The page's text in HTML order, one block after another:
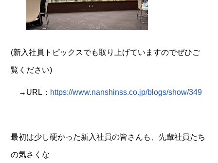
(新入社員トピックスでも取り上げていますのでぜひご
覧ください)
→URL： https://www.nanshinss.co.jp/blogs/show/349
最初は少し硬かった新入社員の皆さんも、先輩社員たち
の気さくな